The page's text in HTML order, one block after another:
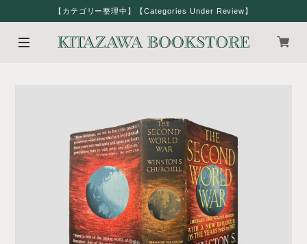
【カテゴリー整理中】【Categories Under Review】